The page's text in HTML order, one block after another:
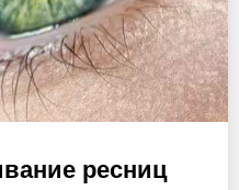
ресниц